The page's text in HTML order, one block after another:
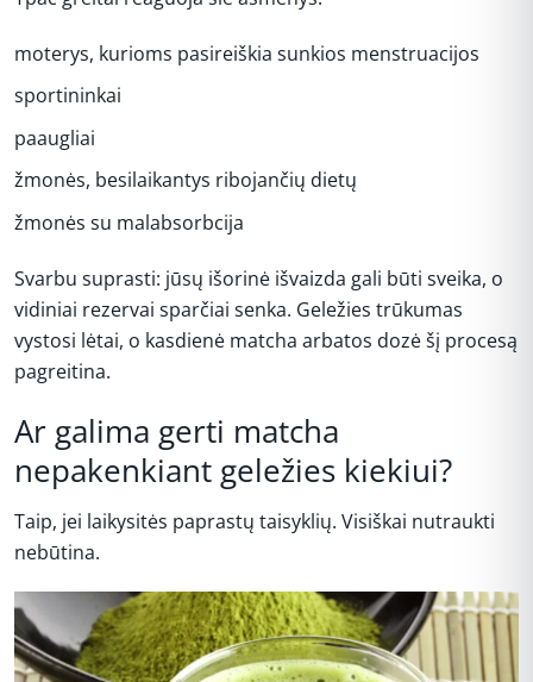
moterys, kurioms pasireiškia sunkios menstruacijos
sportininkai
paaugliai
žmonės, besilaikantys ribojančių dietų
žmonės su malabsorbcija
Svarbu suprasti: jūsų išorinė išvaizda gali būti sveika, o
vidiniai rezervai sparčiai senka. Geležies trūkumas
vystosi lėtai, o kasdienė matcha arbatos dozė šį procesą
pagreitina.
Ar galima gerti matcha
nepakenkiant geležies kiekiui?
Taip, jei laikysitės paprastų taisyklių. Visiškai nutraukti
nebūtina.